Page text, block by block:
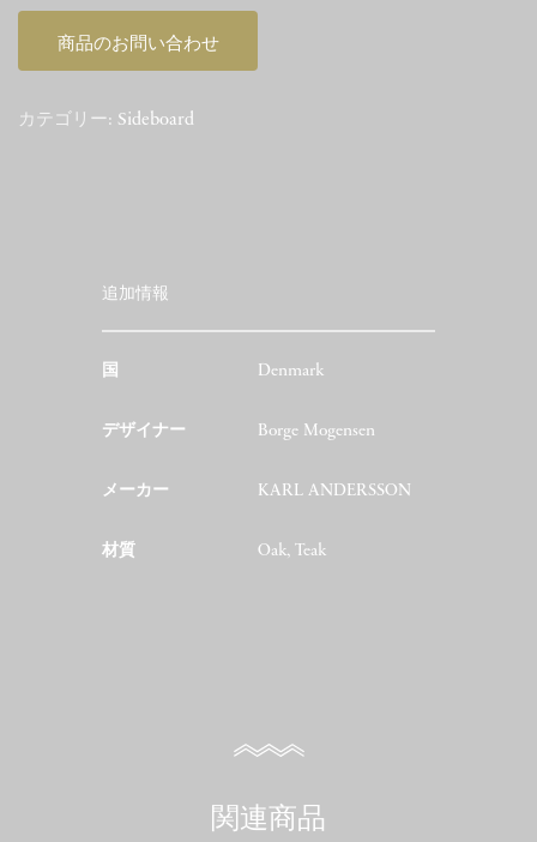
商品のお問い合わせ
カテゴリー: Sideboard
追加情報
国 Denmark
デザイナー Borge Mogensen
メーカー KARL ANDERSSON
材質 Oak, Teak
関連商品